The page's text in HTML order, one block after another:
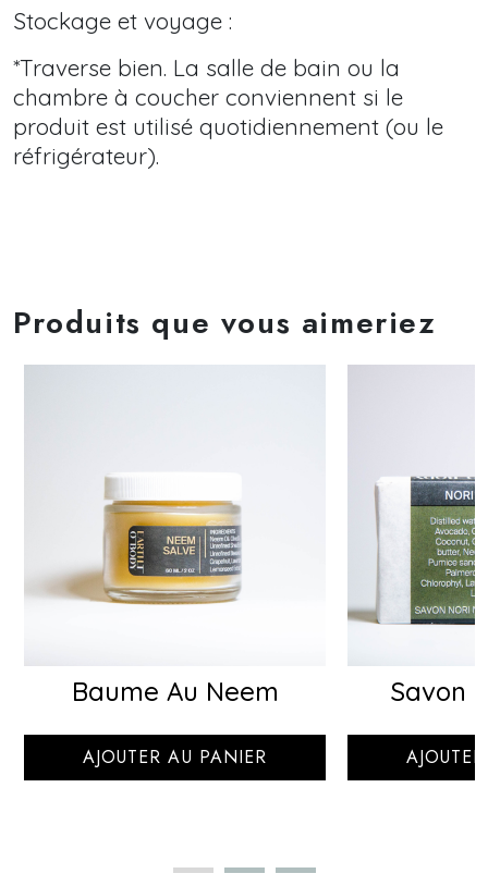
Stockage et voyage :
*Traverse bien. La salle de bain ou la
chambre à coucher conviennent si le
produit est utilisé quotidiennement (ou le
réfrigérateur).
Produits que vous aimeriez
Baume Au Neem
AJOUTER AU PANIER
Savon